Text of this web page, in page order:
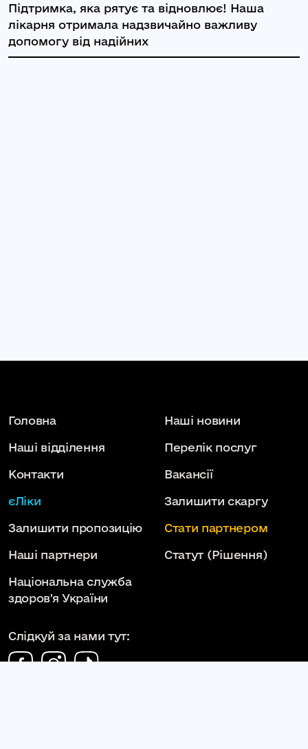
Підтримка, яка рятує та відновлює! Наша
лікарня отримала надзвичайно важливу
допомогу від надійних
Головна Наші новини
Наші відділення Перелік послуг
Контакти Вакансії
єЛіки Залишити скаргу
Залишити пропозицію Стати партнером
Наші партнери Статут (Рішення)
Національна служба
здоров'я України
Слідкуй за нами тут: